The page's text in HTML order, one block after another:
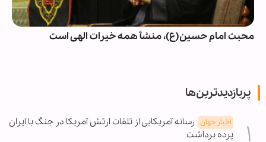
محبت امام حسین(ع)، منشأ همه خیرات الهی است
پربازدیدترین‌ها
اخبار جهان رسانه آمریکایی از تلفات ارتش آمریکا در جنگ با ایران
پرده برداشت